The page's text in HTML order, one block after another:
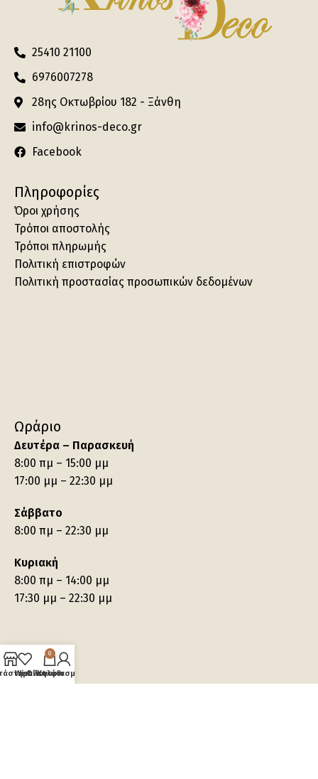
25410 21100
6976007278
28ης Οκτωβρίου 182 - Ξάνθη
info@krinos-deco.gr
Facebook
Πληροφορίες
Όροι χρήσης
Τρόποι αποστολής
Τρόποι πληρωμής
Πολιτική επιστροφών
Πολιτική προστασίας προσωπικών δεδομένων
Ωράριο
Δευτέρα – Παρασκευή
8:00 πμ – 15:00 μμ
17:00 μμ – 22:30 μμ
Σάββατο
8:00 πμ – 22:30 μμ
Κυριακή
8:00 πμ – 14:00 μμ
17:30 μμ – 22:30 μμ
Wishlist
0
Καλάθι
Ο λογαριασμός μου